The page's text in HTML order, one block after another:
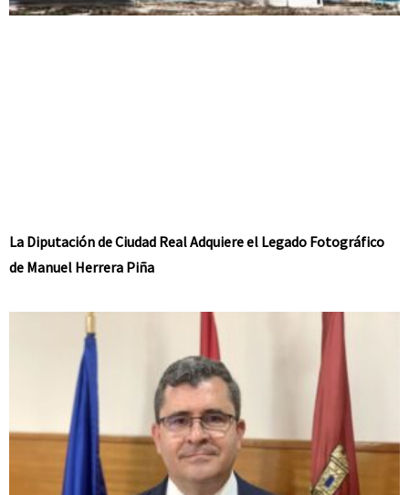
La Diputación de Ciudad Real Adquiere el Legado Fotográfico
de Manuel Herrera Piña